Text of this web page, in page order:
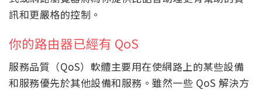
訊和更嚴格的控制。
你的路由器已經有 QoS
服務品質（QoS）軟體主要用在使網路上的某些設備
和服務優先於其他設備和服務。雖然一些 QoS 解決方